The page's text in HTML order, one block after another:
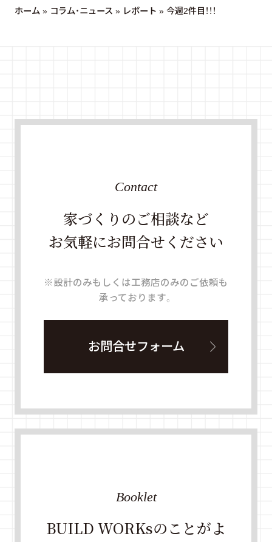
ホーム » コラム・ニュース » レポート » 今週2件目！！！
家づくりのご相談など
お気軽にお問合せください
Contact
※設計のみもしくは工務店のみのご依頼も
承っております。
お問合せフォーム
BUILD WORKsのことがよ
Booklet